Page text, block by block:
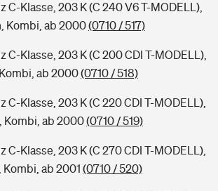
C-Klasse, 203 K (C 240 V6 T-MODELL),
Kombi, ab 2000(0710 / 517)
C-Klasse, 203 K (C 200 CDI T-MODELL),
ab 2000(0710 / 518)
C-Klasse, 203 K (C 220 CDI T-MODELL),
Kombi, ab 2000(0710 / 519)
C-Klasse, 203 K (C 270 CDI T-MODELL),
Kombi, ab 2001 (0710 / 520)